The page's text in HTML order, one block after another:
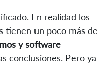
En realidad los
tienen un poco más de
y software
conclusiones. Pero ya